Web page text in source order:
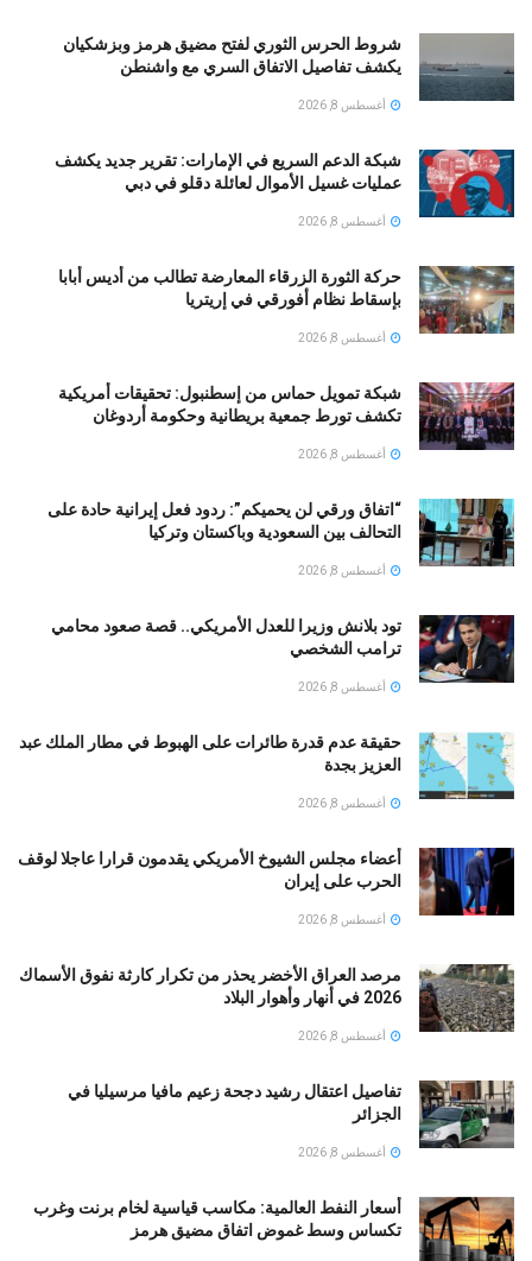
شروط الحرس الثوري لفتح مضيق هرمز وبزشكيان
يكشف تفاصيل الاتفاق السري مع واشنطن
أغسطس 8, 2026
شبكة الدعم السريع في الإمارات: تقرير جديد يكشف
عمليات غسيل الأموال لعائلة دقلو في دبي
أغسطس 8, 2026
حركة الثورة الزرقاء المعارضة تطالب من أديس أبابا
بإسقاط نظام أفورقي في إريتريا
أغسطس 8, 2026
شبكة تمويل حماس من إسطنبول: تحقيقات أمريكية
تكشف تورط جمعية بريطانية وحكومة أردوغان
أغسطس 8, 2026
“اتفاق ورقي لن يحميكم”: ردود فعل إيرانية حادة على
التحالف بين السعودية وباكستان وتركيا
أغسطس 8, 2026
تود بلانش وزيرا للعدل الأمريكي.. قصة صعود محامي
ترامب الشخصي
أغسطس 8, 2026
حقيقة عدم قدرة طائرات على الهبوط في مطار الملك عبد
العزيز بجدة
أغسطس 8, 2026
أعضاء مجلس الشيوخ الأمريكي يقدمون قرارا عاجلا لوقف
الحرب على إيران
أغسطس 8, 2026
مرصد العراق الأخضر يحذر من تكرار كارثة نفوق الأسماك
2026 في أنهار وأهوار البلاد
أغسطس 8, 2026
تفاصيل اعتقال رشيد دجحة زعيم مافيا مرسيليا في
الجزائر
أغسطس 8, 2026
أسعار النفط العالمية: مكاسب قياسية لخام برنت وغرب
تكساس وسط غموض اتفاق مضيق هرمز